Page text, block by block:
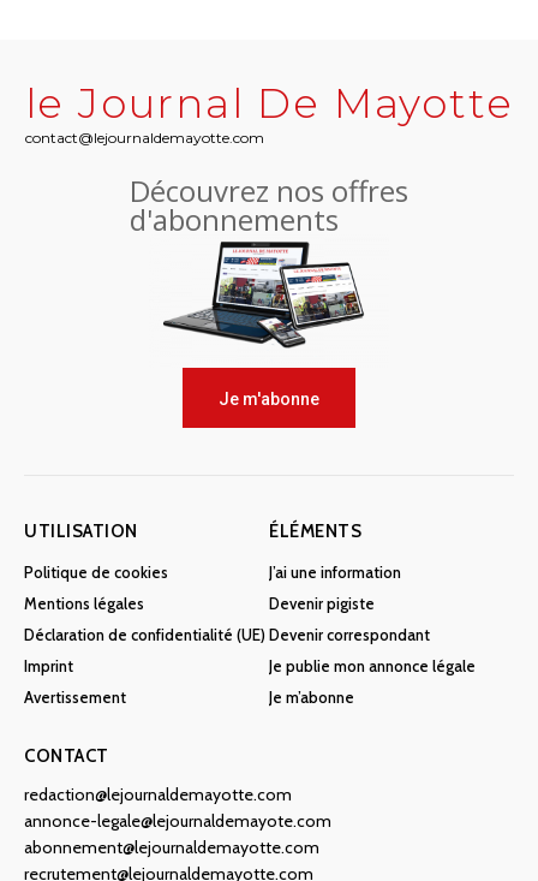
le Journal De Mayotte
contact@lejournaldemayotte.com
Découvrez nos offres
d'abonnements
Je m'abonne
UTILISATION
Politique de cookies
Mentions légales
Déclaration de confidentialité (UE)
Imprint
Avertissement
ÉLÉMENTS
J’ai une information
Devenir pigiste
Devenir correspondant
Je publie mon annonce légale
Je m’abonne
CONTACT
redaction@lejournaldemayotte.com
annonce-legale@lejournaldemayote.com
abonnement@lejournaldemayotte.com
recrutement@lejournaldemayotte.com